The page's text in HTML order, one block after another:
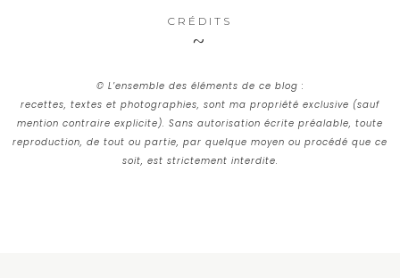
CRÉDITS
© L’ensemble des éléments de ce blog :
recettes, textes et photographies, sont ma propriété exclusive (sauf
mention contraire explicite). Sans autorisation écrite préalable, toute
reproduction, de tout ou partie, par quelque moyen ou procédé que ce
soit, est strictement interdite.